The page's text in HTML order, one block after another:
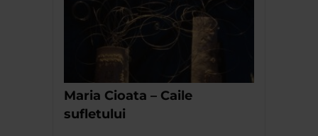
Maria Cioata – Caile
sufletului